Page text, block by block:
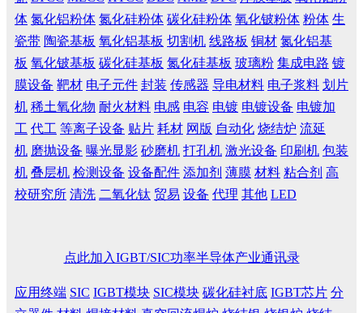
体 氮化铝粉体 氮化硅粉体 碳化硅粉体 氧化铍粉体 粉体 生
瓷带 陶瓷基板 氧化铝基板 切割机 线路板 铜材 氮化铝基
板 氧化铍基板 碳化硅基板 氮化硅基板 玻璃粉 集成电路 镀
膜设备 靶材 电子元件 封装 传感器 导电材料 电子浆料 划片
机 稀土氧化物 耐火材料 电感 电容 电镀 电镀设备 电镀加
工 代工 等离子设备 贴片 耗材 网版 自动化 烧结炉 流延
机 磨抛设备 曝光显影 砂磨机 打孔机 激光设备 印刷机 包装
机 叠层机 检测设备 设备配件 添加剂 薄膜 材料 粘合剂 高
校研究所 清洗 二氧化钛 贸易 设备 代理 其他 LED
点此加入IGBT/SIC功率半导体产业通讯录
应用终端 SIC IGBT模块 SIC模块 碳化硅衬底 IGBT芯片 分